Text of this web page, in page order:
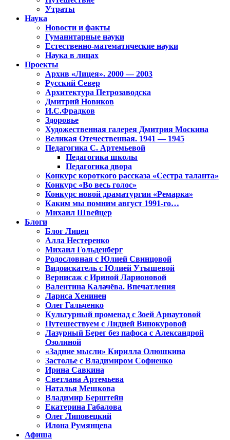
Утраты
Наука
Новости и факты
Гуманитарные науки
Естественно-математические науки
Наука в лицах
Проекты
Архив «Лицея». 2000 — 2003
Русский Север
Архитектура Петрозаводска
Дмитрий Новиков
И.С.Фрадков
Здоровье
Художественная галерея Дмитрия Москина
Великая Отечественная. 1941 — 1945
Педагогика С. Артемьевой
Педагогика школы
Педагогика двора
Конкурс короткого рассказа «Сестра таланта»
Конкурс «Во весь голос»
Конкурс новой драматургии «Ремарка»
Каким мы помним август 1991-го…
Михаил Швейцер
Блоги
Блог Лицея
Алла Нестеренко
Михаил Гольденберг
Родословная с Юлией Свинцовой
Видоискатель с Юлией Утышевой
Вернисаж с Ириной Ларионовой
Валентина Калачёва. Впечатления
Лариса Хенинен
Олег Гальченко
Культурный променад с Зоей Арнаутовой
Путешествуем с Лидией Винокуровой
Лазурный Берег без пафоса с Александрой
Озолиной
«Задние мысли» Кирилла Олюшкина
Застолье с Владимиром Софиенко
Ирина Савкина
Светлана Артемьева
Наталья Мешкова
Владимир Берштейн
Екатерина Габалова
Олег Липовецкий
Илона Румянцева
Афиша